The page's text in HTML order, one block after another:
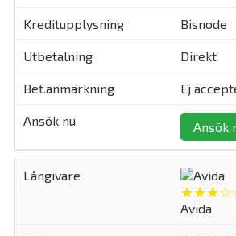
Bisnode
Direkt
Ej
Ansök
Avida